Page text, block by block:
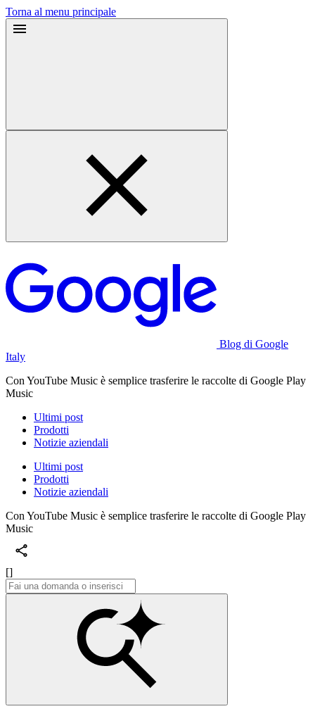
Torna al menu principale
Blog di Google
Italy
Con YouTube Music è semplice trasferire le raccolte di Google Play
Music
Ultimi post
Prodotti
Notizie aziendali
Ultimi post
Prodotti
Notizie aziendali
Con YouTube Music è semplice trasferire le raccolte di Google Play
Music
[]